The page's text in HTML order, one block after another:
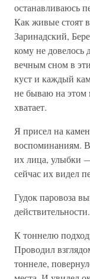
останавливаюсь
Как живые стоят
Заринадский,
кому не довелось
вечным сном в
куст и каждый
не бываю на этом
хватает.
Я присел на
воспоминаниям.
их лица, улыбки —
сейчас их видел
Гудок паровоза
действительности.
К тоннелю
Проводил
тоннеле,